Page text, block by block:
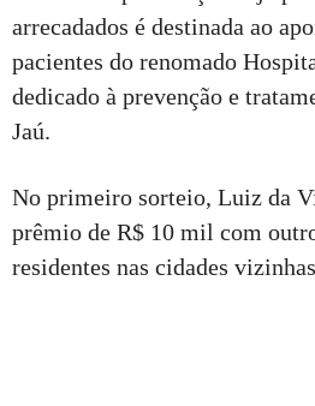
arrecadados é destinada ao
pacientes do renomado
dedicado à prevenção e
Jaú.
No primeiro sorteio, Luiz da
prêmio de R$ 10 mil com
residentes nas cidades